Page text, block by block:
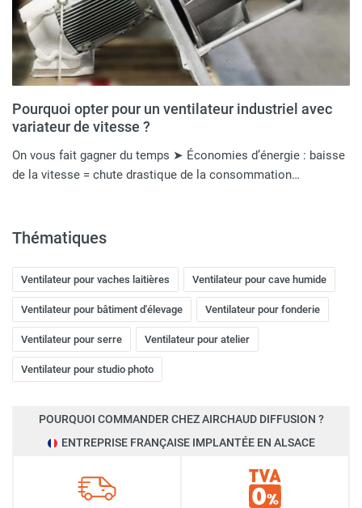
Pourquoi opter pour un ventilateur industriel avec
variateur de vitesse ?
On vous fait gagner du temps ➤ Économies d’énergie : baisse
de la vitesse = chute drastique de la consommation…
Thématiques
Ventilateur pour vaches laitières Ventilateur pour cave humide
Ventilateur pour bâtiment d'élevage Ventilateur pour fonderie
Ventilateur pour serre Ventilateur pour atelier
Ventilateur pour studio photo
POURQUOI COMMANDER CHEZ AIRCHAUD DIFFUSION ?
ENTREPRISE FRANÇAISE IMPLANTÉE EN ALSACE